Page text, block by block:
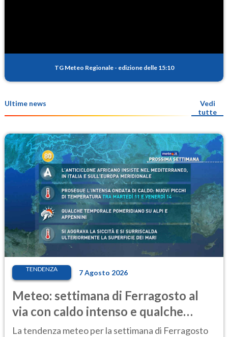
TG Meteo Regionale - edizione delle 15:10
Ultime news
Vedi
tutte
TENDENZA 7 Agosto 2026
Meteo: settimana di Ferragosto al
via con caldo intenso e qualche
temporale
La tendenza meteo per la settimana di Ferragosto